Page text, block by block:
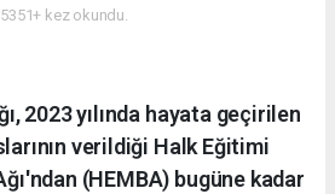
5351+ kez okundu.
2023 yılında hayata geçirilen
verildiği Halk Eğitimi
(HEMBA) bugüne kadar